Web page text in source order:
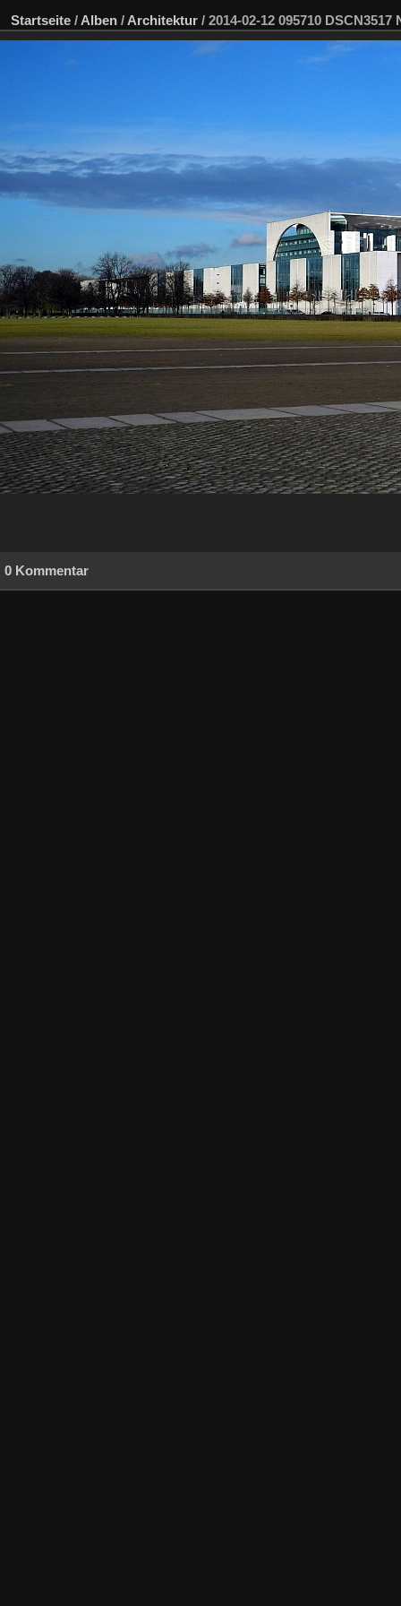
Startseite / Alben / Architektur / 2014-02-12 095710 DSCN3517
0 Kommentar